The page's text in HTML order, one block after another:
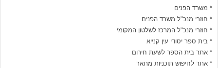
* משרד הפנים
* חוזרי מנכ"ל משרד הפנים
* חוזרי מנכ"ל המרכז לשלטון המקומי
* בית ספר יסודי עין קנייא
* אתר בית הספר לשעת חירום
* אתר לחיפוש תוכניות מתאר